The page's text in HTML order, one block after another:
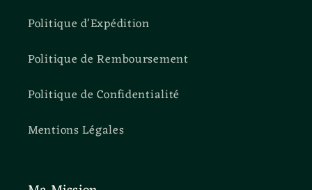
Politique d'Expédition
Politique de Remboursement
Politique de Confidentialité
Mentions Légales